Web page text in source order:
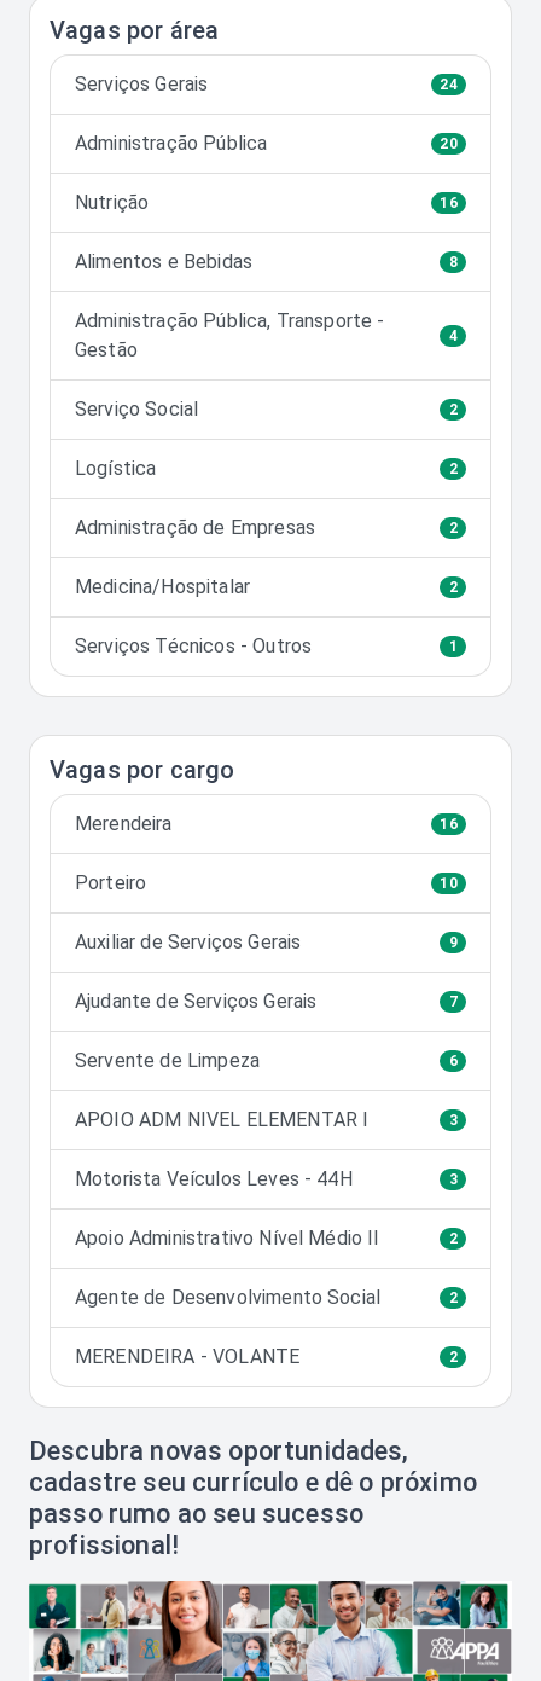
Vagas por área
Serviços Gerais 24
Administração Pública 20
Nutrição 16
Alimentos e Bebidas 8
Administração Pública, Transporte -
Gestão
4
Serviço Social 2
Logística 2
Administração de Empresas 2
Medicina/Hospitalar 2
Serviços Técnicos - Outros 1
Vagas por cargo
Merendeira 16
Porteiro 10
Auxiliar de Serviços Gerais 9
Ajudante de Serviços Gerais 7
Servente de Limpeza 6
APOIO ADM NIVEL ELEMENTAR I 3
Motorista Veículos Leves - 44H 3
Apoio Administrativo Nível Médio II 2
Agente de Desenvolvimento Social 2
MERENDEIRA - VOLANTE 2
Descubra novas oportunidades,
cadastre seu currículo e dê o próximo
passo rumo ao seu sucesso
profissional!